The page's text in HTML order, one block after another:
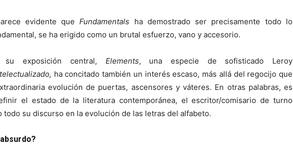
evidente queFundamentals ha demostrado ser precisamente todo lo
se ha erigido como un brutal esfuerzo, vano y accesorio.
su exposición central, Elements, una especie de sofisticado Leroy
ha concitado también un interés escaso, más allá del regocijo que
evolución de puertas, ascensores y váteres. En otras palabras, es
el estado de la literatura contemporánea, el escritor/comisario de turno
todo su discurso en la evolución de las letras del alfabeto.